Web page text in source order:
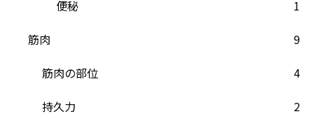
便秘
1
筋肉
9
筋肉の部位
4
持久力
2